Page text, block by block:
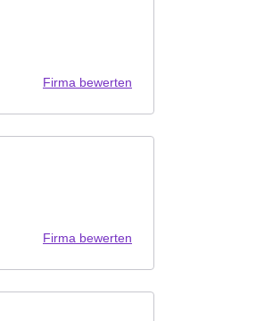
Firma bewerten
Firma bewerten